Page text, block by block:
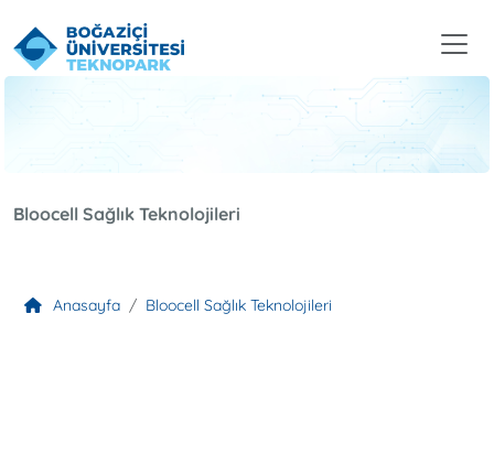
Bloocell Sağlık Teknolojileri
Anasayfa Bloocell Sağlık Teknolojileri